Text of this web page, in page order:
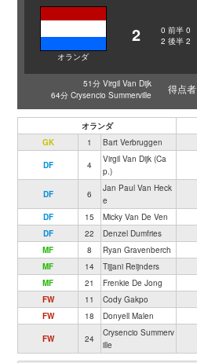
オランダ
2 0 前半 0
2 後半 2
51分 Virgil Van Dijk
64分 Crysencio Summerville
得点者
オランダ
GK
1 Bart Verbruggen
DF 4
Virgil Van Dijk (Ca
p.)
DF 6
Jan Paul Van Heck
e
DF 15 Micky Van De Ven
DF
22 Denzel Dumfries
MF
8 Ryan Gravenberch
MF
14 Tijjani Reijnders
MF
21 Frenkie De Jong
FW
11 Cody Gakpo
FW
18 Donyell Malen
FW 24
Crysencio Summerv
ille